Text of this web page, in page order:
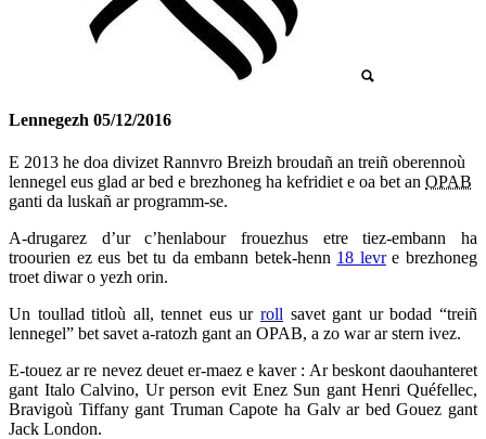
Lennegezh 05/12/2016
E 2013 he doa divizet Rannvro Breizh broudañ an treiñ oberennoù
lennegel eus glad ar bed e brezhoneg ha kefridiet e oa bet an OPAB
ganti da luskañ ar programm-se.
A-drugarez d’ur c’henlabour frouezhus etre tiez-embann ha
troourien ez eus bet tu da embann betek-henn 18 levre brezhoneg
troet diwar o yezh orin.
Un toullad titloù all, tennet eus urroll savet gant ur bodad “treiñ
lennegel” bet savet a-ratozh gant an OPAB, a zo war ar stern ivez.
E-touez ar re nevez deuet er-maez e kaver : Ar beskont daouhanteret
gant Italo Calvino, Ur person evit Enez Sun gant Henri Quéfellec,
Bravigoù Tiffany gant Truman Capote ha Galv ar bed Gouez gant
Jack London.